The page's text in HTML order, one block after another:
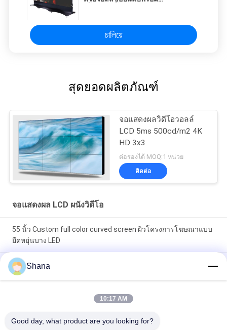
চালিয়ে
สุดยอดผลิตภัณฑ์
จอแสดงผลวิดีโอวอลล์
LCD 5ms 500cd/m2 4K
HD 3x3
ต่อรองได้ MOQ:1 หน่วย
ติดต่อ
จอแสดงผล LCD ผนังวิดีโอ
55 นิ้ว Custom full color curved screen ผิวโครงการโฆษณาแบบ
ยืดหยุ่นบาง LED
55 นิ้ว Custom full color curved screen ผิวโครงการโฆษณาแบบ
ยืดหยุ่นบาง LED
Jcvision LOFIT หน้าจอ LED แบบยืดหยุ่น P4 ติดตั้งภายนอก ผนังจอ
Shana
10:17 AM
Good day, what product are you looking for?